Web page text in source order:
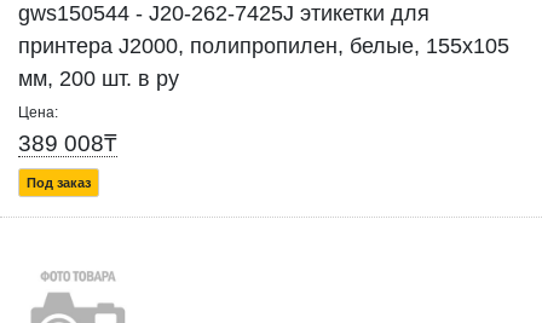
gws150544 - J20-262-7425J этикетки для
принтера J2000, полипропилен, белые, 155х105
мм, 200 шт. в ру
Цена:
389 008₸
Под заказ